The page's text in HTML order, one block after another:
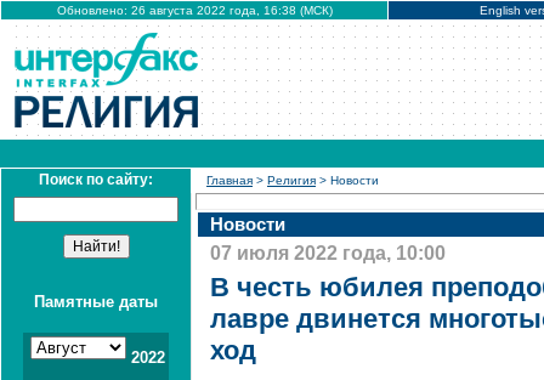
Обновлено: 26 августа 2022 года, 16:38 (МСК) English
Поиск по сайту:
Памятные даты
2022
Главная > Религия > Новости
Новости
07 июля 2022 года, 10:00
В честь юбилея
лавре двинется
ход